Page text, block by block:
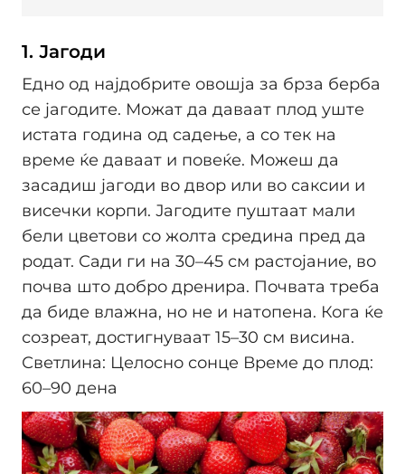
1. Јагоди
Едно од најдобрите овошја за брза берба
се јагодите. Можат да даваат плод уште
истата година од садење, а со тек на
време ќе даваат и повеќе. Можеш да
засадиш јагоди во двор или во саксии и
висечки корпи. Јагодите пуштаат мали
бели цветови со жолта средина пред да
родат. Сади ги на 30–45 см растојание, во
почва што добро дренира. Почвата треба
да биде влажна, но не и натопена. Кога ќе
созреат, достигнуваат 15–30 см висина.
Светлина: Целосно сонце Време до плод:
60–90 дена